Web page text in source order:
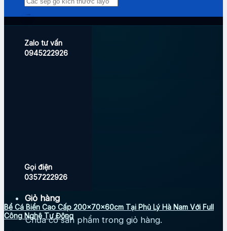
Zalo tư vấn
0945222926
Gọi điện
0357222926
Giỏ hàng
Chưa có sản phẩm trong giỏ hàng.
kiếm:
Bể Cá Biển Cao Cấp 200x70x60cm Tại Phủ Lý Hà Nam Với Full
Công Nghệ Tự Động